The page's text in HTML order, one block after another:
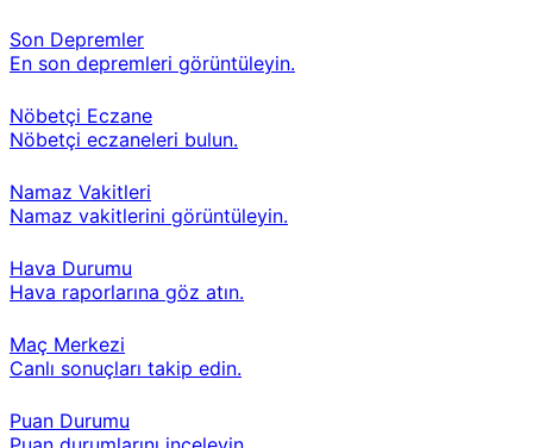
Son Depremler
En son depremleri görüntüleyin.
Nöbetçi Eczane
Nöbetçi eczaneleri bulun.
Namaz Vakitleri
Namaz vakitlerini görüntüleyin.
Hava Durumu
Hava raporlarına göz atın.
Maç Merkezi
Canlı sonuçları takip edin.
Puan Durumu